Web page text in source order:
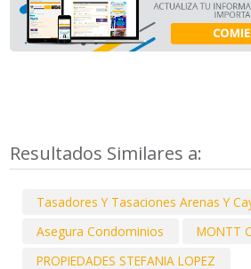
Resultados Similares a:
Tasadores Y Tasaciones Arenas Y
Asegura Condominios
MONTT
PROPIEDADES STEFANIA LOPEZ